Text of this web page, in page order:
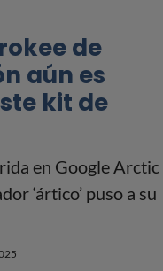
de
aún es
kit de
en Google Arctic
‘ártico’ puso a su